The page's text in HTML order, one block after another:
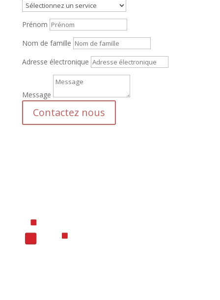
Prénom
Nom de famille
Adresse électronique
Message
Contactez nous